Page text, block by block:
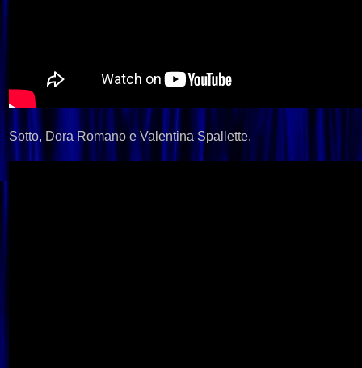
Sotto, Dora Romano e Valentina Spallette.